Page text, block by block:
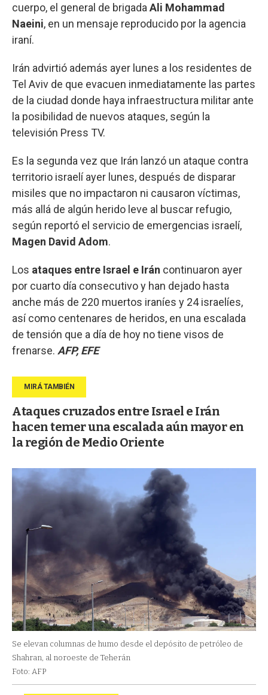
cuerpo, el general de brigada Ali Mohammad
Naeini, en un mensaje reproducido por la agencia
iraní.
Irán advirtió además ayer lunes a los residentes de
Tel Aviv de que evacuen inmediatamente las partes
de la ciudad donde haya infraestructura militar ante
la posibilidad de nuevos ataques, según la
televisión Press TV.
Es la segunda vez que Irán lanzó un ataque contra
territorio israelí ayer lunes, después de disparar
misiles que no impactaron ni causaron víctimas,
más allá de algún herido leve al buscar refugio,
según reportó el servicio de emergencias israelí,
Magen David Adom.
Los ataques entre Israel e Irán continuaron ayer
por cuarto día consecutivo y han dejado hasta
anche más de 220 muertos iraníes y 24 israelíes,
así como centenares de heridos, en una escalada
de tensión que a día de hoy no tiene visos de
frenarse. AFP, EFE
Ataques cruzados entre Israel e Irán
hacen temer una escalada aún mayor en
la región de Medio Oriente
Se elevan columnas de humo desde el depósito de petróleo de
Shahran, al noroeste de Teherán
Foto: AFP